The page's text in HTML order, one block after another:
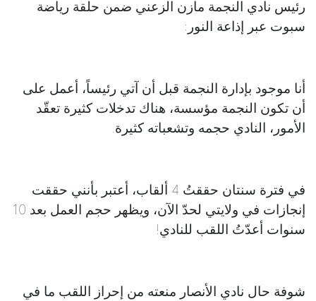
رئيس نادي النجمة مازن الزعني ضمن حلقة رياضة
سبوت عبر إذاعة النور:
أنا موجود بإدارة النجمة قبل أن آتي رئيساً، أعمل على
أن تكون النجمة مؤسسة، هناك تدخلات كثيرة تعقّد
الأمور، النادي حجمه وتشعباته كثيرة.
في فترة سنتان حققتُ 4 ألقاب، أعتبر بأنني حققت
إنجازات في ولايتي لحدّ الآن، ويظهر حجم العمل بعد 10
سنوات أعدّتُ اللقب للنادي!
شوفة حال نادي الأنصار منعته من إحراز اللقب ما في